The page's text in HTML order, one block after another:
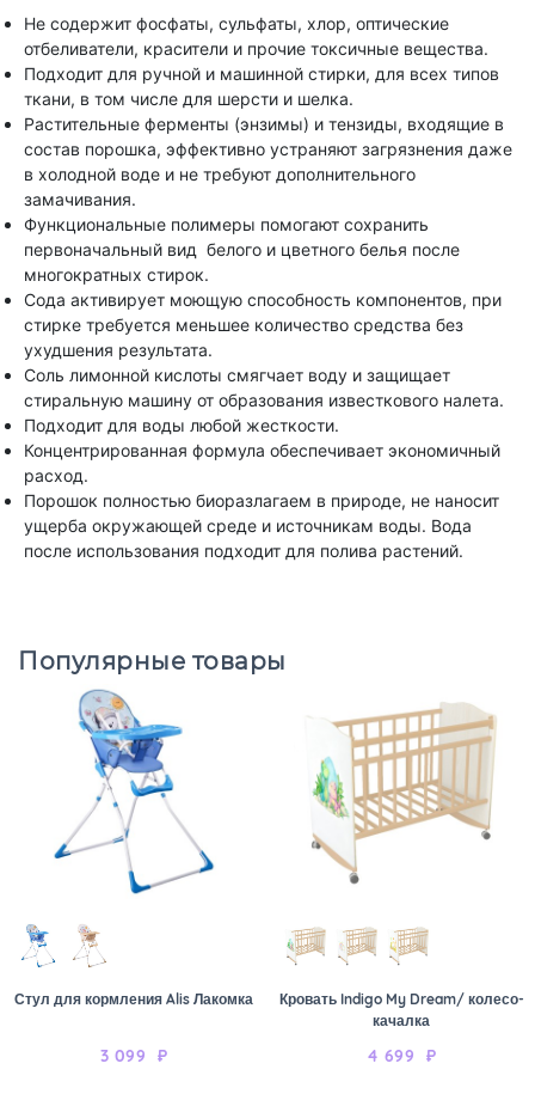
Не содержит фосфаты, сульфаты, хлор, оптические
отбеливатели, красители и прочие токсичные вещества.
Подходит для ручной и машинной стирки, для всех типов
ткани, в том числе для шерсти и шелка.
Растительные ферменты (энзимы) и тензиды, входящие в
состав порошка, эффективно устраняют загрязнения даже
в холодной воде и не требуют дополнительного
замачивания.
Функциональные полимеры помогают сохранить
первоначальный вид белого и цветного белья после
многократных стирок.
Сода активирует моющую способность компонентов, при
стирке требуется меньшее количество средства без
ухудшения результата.
Соль лимонной кислоты смягчает воду и защищает
стиральную машину от образования известкового налета.
Подходит для воды любой жесткости.
Концентрированная формула обеспечивает экономичный
расход.
Порошок полностью биоразлагаем в природе, не наносит
ущерба окружающей среде и источникам воды. Вода
после использования подходит для полива растений.
Популярные товары
Стул для кормления Alis Лакомка
3 099 ₽
Кровать Indigo My Dream/ колесо-
качалка
4 699 ₽